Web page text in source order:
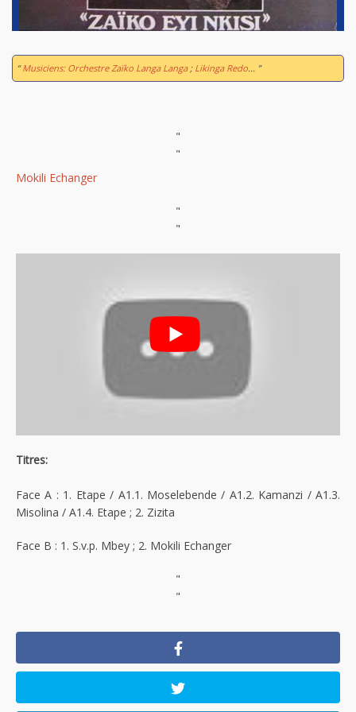
“Musiciens: Orchestre Zaïko Langa Langa; Likinga Redo... ”
"
"
Mokili Echanger
"
"
Titres:
Face A : 1. Etape / A1.1. Moselebende / A1.2. Kamanzi / A1.3.
Misolina / A1.4. Etape ; 2. Zizita
Face B : 1. S.v.p. Mbey ; 2. Mokili Echanger
"
"